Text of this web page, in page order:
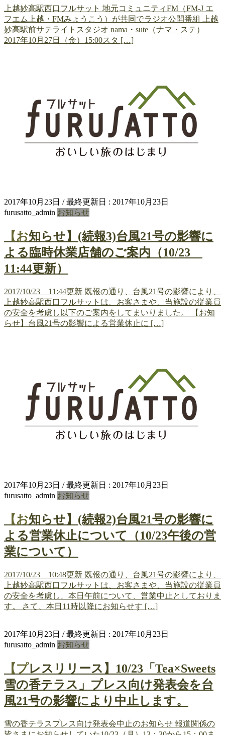
上越妙高駅西口フルサット 地元コミュニティFM（FM-J エ
フエム上越・FMみょうこう）が共同でラジオ公開番組 上越
妙高駅前サテライトスタジオ nama・sute（ナマ・ステ）
2017年10月27日（金）15:00スタ […]
2017年10月23日 / 最終更新日 : 2017年10月23日
furusatto_admin お知らせ
【お知らせ】(続報3)台風21号の影響に
よる臨時休業店舗のご案内（10/23
11:44更新）
2017/10/23 11:44更新 既報の通り、台風21号の影響により、
上越妙高駅西口フルサットは、お客さまや、当施設の従業員
の安全を考慮し以下のご案内をしてまいりました。 【お知
らせ】台風21号の影響による営業休止に […]
2017年10月23日 / 最終更新日 : 2017年10月23日
furusatto_admin お知らせ
【お知らせ】(続報2)台風21号の影響に
よる営業休止について（10/23午後の営
業について）
2017/10/23 10:48更新 既報の通り、台風21号の影響により、
上越妙高駅西口フルサットは、お客さまや、当施設の従業員
の安全を考慮し、本日午前について、営業中止としておりま
す。 さて、本日11時以降にお知らせす […]
2017年10月23日 / 最終更新日 : 2017年10月23日
furusatto_admin お知らせ
【プレスリリース】10/23「Tea×Sweets
雪の香テラス」プレス向け発表会を台
風21号の影響により中止します。
雪の香テラスプレス向け発表会中止のお知らせ 報道関係の